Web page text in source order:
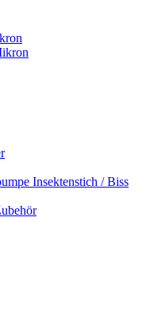
Insektenstich / Biss